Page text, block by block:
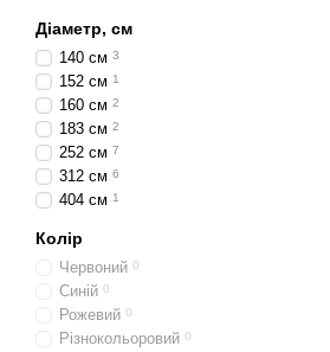
Діаметр, см
140 см 3
152 см 1
160 см 2
183 см 2
252 см 7
312 см 6
404 см 1
Колір
Червоний 0
Синій 0
Рожевий 0
Різнокольоровий 0